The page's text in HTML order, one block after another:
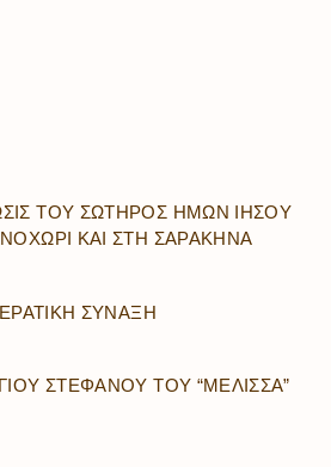
ΤΟΥ ΣΩΤΗΡΟΣ ΗΜΩΝ ΙΗΣΟΥ
ΚΑΙ ΣΤΗ ΣΑΡΑΚΗΝΑ
ΣΥΝΑΞΗ
ΣΤΕΦΑΝΟΥ ΤΟΥ “ΜΕΛΙΣΣΑ”